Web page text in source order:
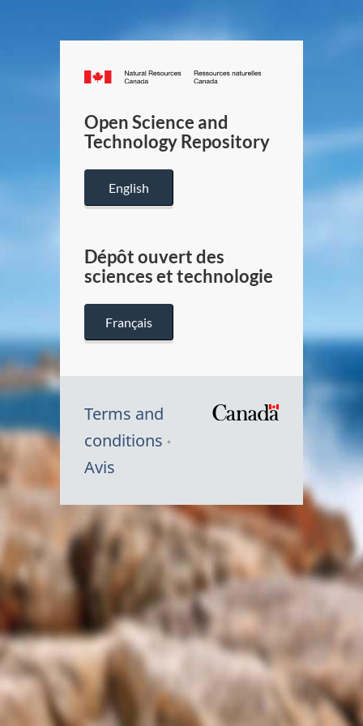
Canada.ca
/
Canada
Open Science and
Technology Repository
English
Dépôt ouvert des
sciences et technologie
Français
Terms and
conditions
Avis
Symbole
du
Canada